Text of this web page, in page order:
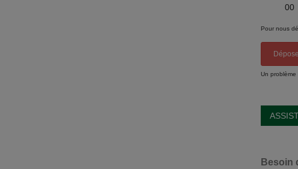
00
Pour nous
Un
Besoin